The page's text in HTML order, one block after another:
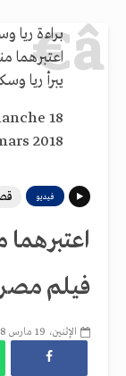
براءة ريا
اعتبرهما
يبرأ ريا
18
2018
فيديو
فيلم
الإثنين، 19 مارس 2018، 12:25 م